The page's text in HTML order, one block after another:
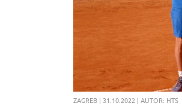
ZAGREB | 31.10.2022 | AUTOR: HTS